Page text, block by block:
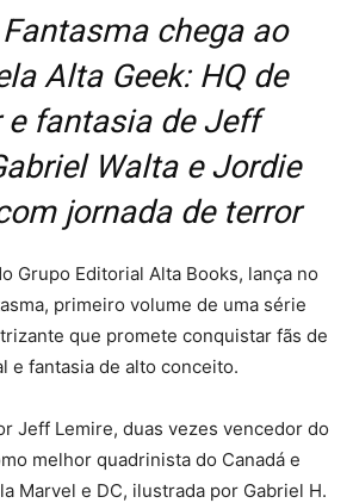
chega ao
Alta Geek: HQ de
e fantasia de Jeff
Walta e Jordie
jornada de terror
Grupo Editorial Alta Books, lança no
primeiro volume de uma série
que promete conquistar fãs de
e fantasia de alto conceito.
Jeff Lemire, duas vezes vencedor do
melhor quadrinista do Canadá e
Marvel e DC, ilustrada por Gabriel H.